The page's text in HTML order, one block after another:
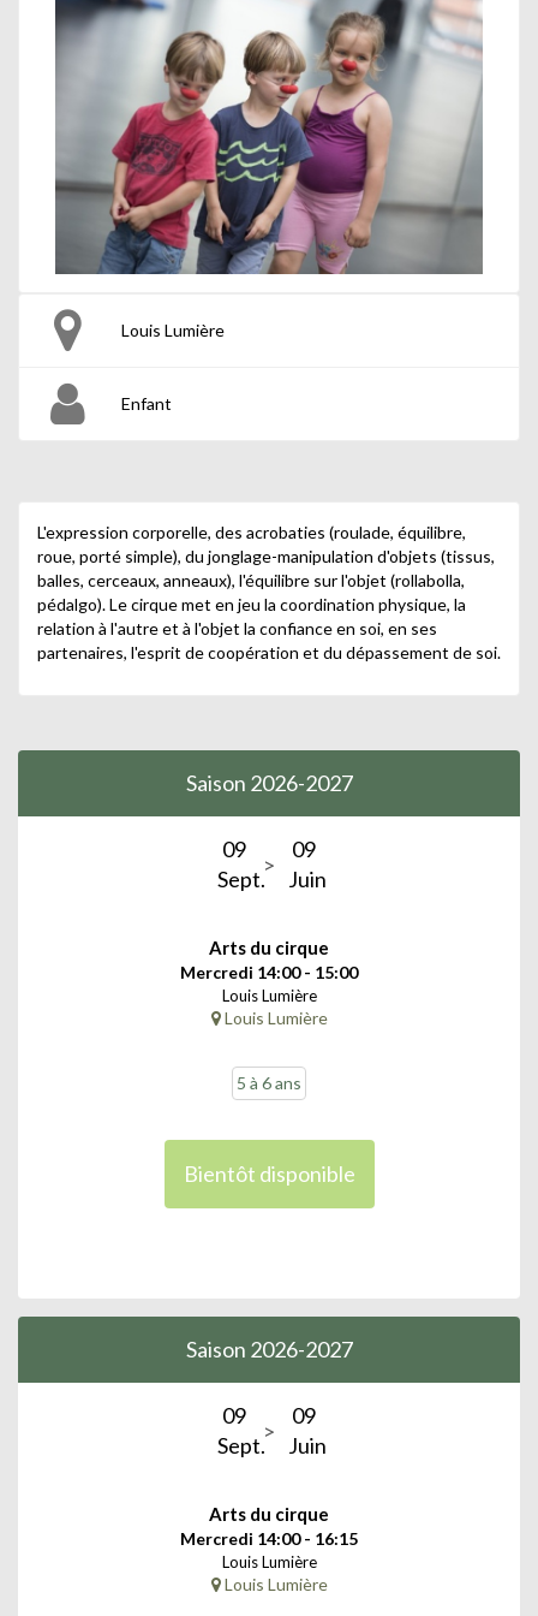
Louis Lumière
Enfant
L'expression corporelle, des acrobaties (roulade, équilibre,
roue, porté simple), du jonglage-manipulation d'objets (tissus,
balles, cerceaux, anneaux), l'équilibre sur l'objet (rollabolla,
pédalgo). Le cirque met en jeu la coordination physique, la
relation à l'autre et à l'objet la confiance en soi, en ses
partenaires, l'esprit de coopération et du dépassement de soi.
Saison 2026-2027
09
Sept.
09
Juin
Arts du cirque
Mercredi 14:00 - 15:00
Louis Lumière
Louis Lumière
5 à 6 ans
Bientôt disponible
Saison 2026-2027
09
Sept.
09
Juin
Arts du cirque
Mercredi 14:00 - 16:15
Louis Lumière
Louis Lumière